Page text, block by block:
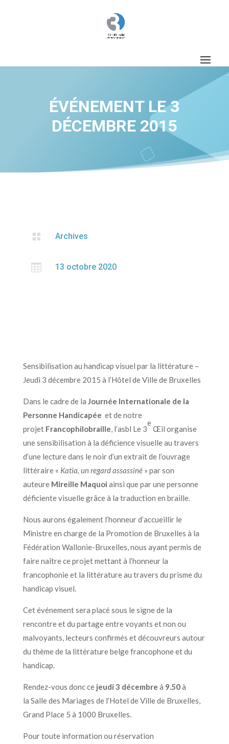
ÉVÉNEMENT LE 3
DÉCEMBRE 2015
 Archives
 13 octobre 2020
Sensibilisation au handicap visuel par la littérature –
Jeudi 3 décembre 2015 à l’Hôtel de Ville de Bruxelles
Dans le cadre de la Journée Internationale de la
Personne Handicapée et de notre
projet Francophilobraille, l’asbl Le 3
e
Œil organise
une sensibilisation à la déficience visuelle au travers
d’une lecture dans le noir d’un extrait de l’ouvrage
littéraire « Katia, un regard assassiné» par son
auteure Mireille Maquoi ainsi que par une personne
déficiente visuelle grâce à la traduction en braille.
Nous aurons également l’honneur d’accueillir le
Ministre en charge de la Promotion de Bruxelles à la
Fédération Wallonie-Bruxelles, nous ayant permis de
faire naître ce projet mettant à l’honneur la
francophonie et la littérature au travers du prisme du
handicap visuel.
Cet événement sera placé sous le signe de la
rencontre et du partage entre voyants et non ou
malvoyants, lecteurs confirmés et découvreurs autour
du thème de la littérature belge francophone et du
handicap.
Rendez-vous donc ce jeudi 3 décembre à 9.50à
la Salle des Mariages de l’Hotel de Ville de Bruxelles,
Grand Place 5 à 1000 Bruxelles.
Pour toute information ou réservation